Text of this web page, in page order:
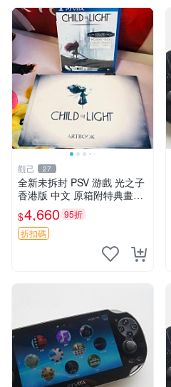
觀己 27
全新未拆封 PSV 游戲 光之子
香港版 中文 原箱附特典畫冊
輝耀上市嚴選商品 光之子 港
版 PSV 特典畫冊
$4,660 95折
折扣碼